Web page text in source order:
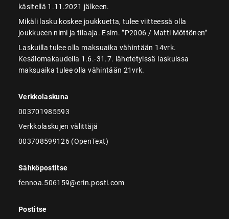
käsitellä 1.11.2021 jälkeen.
Mikäli lasku koskee joukkuetta, tulee viitteessä olla
joukkueen nimi ja tilaaja. Esim. ”P2006 / Matti Möttönen”
Laskuilla tulee olla maksuaika vähintään 14vrk.
Kesälomakaudella 1.6.-31.7. lähetetyissä laskuissa
maksuaika tulee olla vähintään 21vrk.
Verkkolaskuna
003701985593
Verkkolaskujen välittäjä
003708599126 (OpenText)
Sähköpostitse
fennoa.506159@erin.posti.com
Postitse